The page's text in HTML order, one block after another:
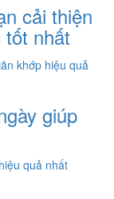
cải thiện
nhất
giúp